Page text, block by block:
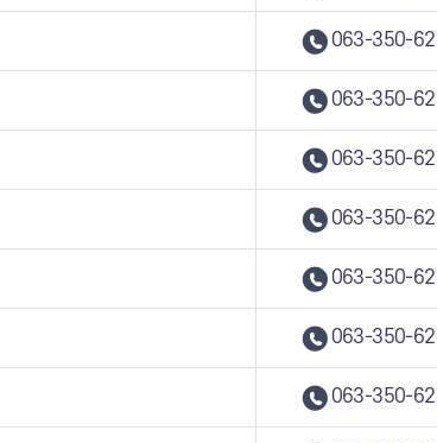
063-350-
063-350-
063-350-
063-350-
063-350-
063-350-
063-350-